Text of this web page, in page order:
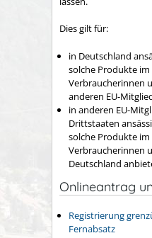
Dies gilt für:
in Deutschland
solche Produkte im
Verbraucherinnen
anderen EU-
in anderen EU-
Drittstaaten
solche Produkte im
Verbraucherinnen
Deutschland
Onlineantrag
Registrierung
Fernabsatz